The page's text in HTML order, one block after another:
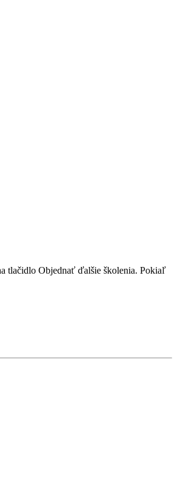
tlačidlo Objednať ďalšie školenia. Pokiaľ